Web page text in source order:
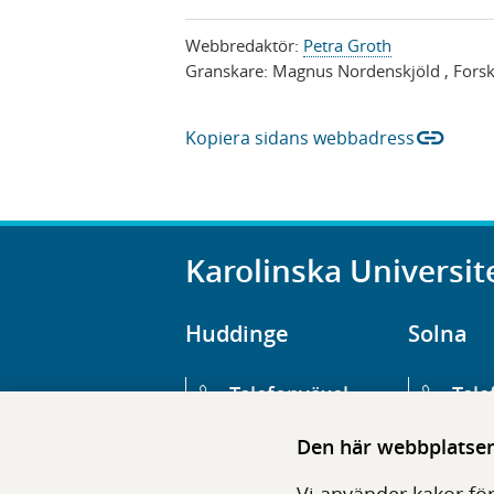
Den här
Webbredaktör: Petra Groth
Granskare: Magnus Nordenskjöld ,
Kopiera sidans webbadresslink
Karolinska
Huddinge
Telefonväxel
Solna